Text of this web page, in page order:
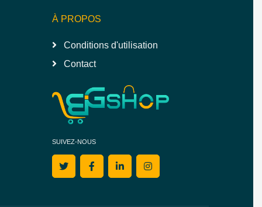
À PROPOS
Conditions d'utilisation
Contact
SUIVEZ-NOUS